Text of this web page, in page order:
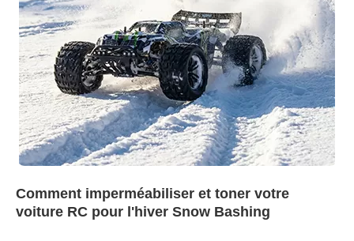
Comment imperméabiliser et toner votre
voiture RC pour l'hiver Snow Bashing